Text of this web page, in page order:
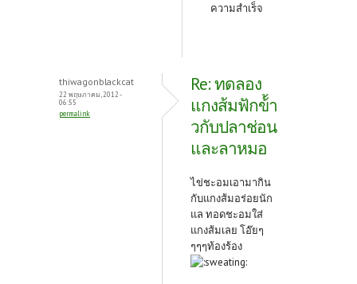
ความสำเร็จ
thiwagonblackcat
22 พฤษภาคม, 2012 -
06:55
permalink
Re: ทดลอง
แกงส้มฟักข้้า
วกับปลาช่อน
และลาหมอ
ไข่ชะอมเอามากิน
กับแกงส้มอร่อยนัก
แล ทอดชะอมใส่
แกงส้มเลย โอ๊ยๆ
ๆๆๆท้องร้อง